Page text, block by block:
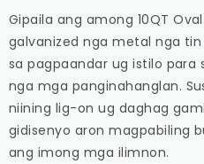
Gipaila ang among 10QT
galvanized nga metal nga
sa pagpaandar ug istilo para
nga mga panginahanglan.
niining lig-on ug daghag
gidisenyo aron magpabiling
ang imong mga ilimnon.